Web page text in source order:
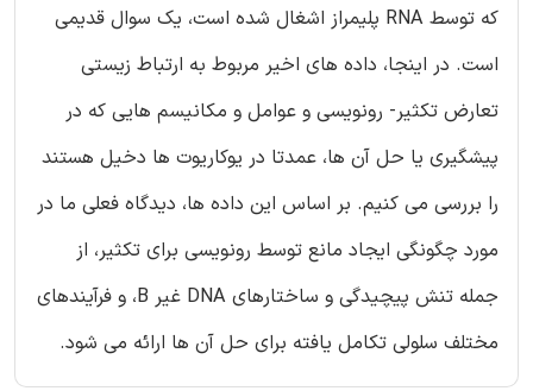
که توسط RNA پلیمراز اشغال شده است، یک سوال قدیمی
است. در اینجا، داده های اخیر مربوط به ارتباط زیستی
تعارض تکثیر- رونویسی و عوامل و مکانیسم هایی که در
پیشگیری یا حل آن ها، عمدتا در یوکاریوت ها دخیل هستند
را بررسی می کنیم. بر اساس این داده ها، دیدگاه فعلی ما در
مورد چگونگی ایجاد مانع توسط رونویسی برای تکثیر، از
جمله تنش پیچیدگی و ساختارهای DNA غیر B، و فرآیندهای
مختلف سلولی تکامل یافته برای حل آن ها ارائه می شود.